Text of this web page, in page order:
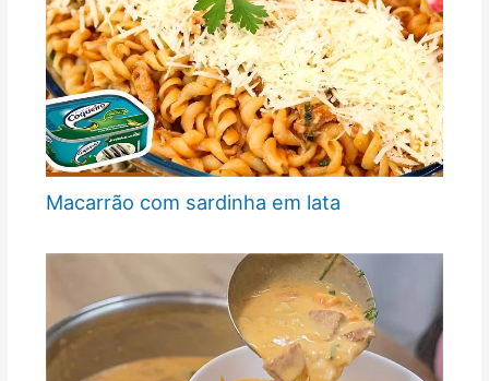
Macarrão com sardinha em lata